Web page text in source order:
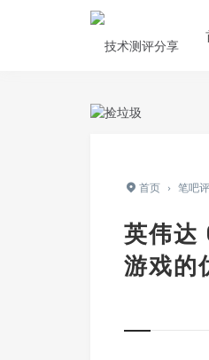
首页 › 笔吧
英伟达
游戏的